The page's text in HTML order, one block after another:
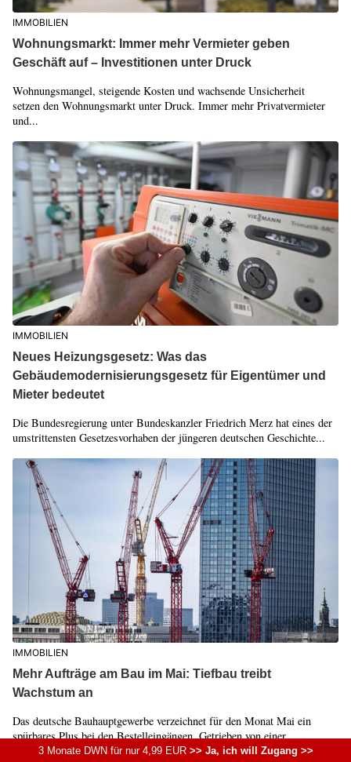
IMMOBILIEN
Wohnungsmarkt: Immer mehr Vermieter geben
Geschäft auf – Investitionen unter Druck
Wohnungsmangel, steigende Kosten und wachsende Unsicherheit
setzen den Wohnungsmarkt unter Druck. Immer mehr Privatvermieter
und...
IMMOBILIEN
Neues Heizungsgesetz: Was das
Gebäudemodernisierungsgesetz für Eigentümer und
Mieter bedeutet
Die Bundesregierung unter Bundeskanzler Friedrich Merz hat eines der
umstrittensten Gesetzesvorhaben der jüngeren deutschen Geschichte...
IMMOBILIEN
Mehr Aufträge am Bau im Mai: Tiefbau treibt
Wachstum an
Das deutsche Bauhauptgewerbe verzeichnet für den Monat Mai ein
spürbares Plus bei den Bestelleingängen. Getrieben von einer
besonders...
3 Monate DWN für nur 4,99 EUR>> Ja, ich will Zugang >>